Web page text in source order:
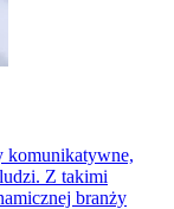
komunikatywne,
Z takimi
branży